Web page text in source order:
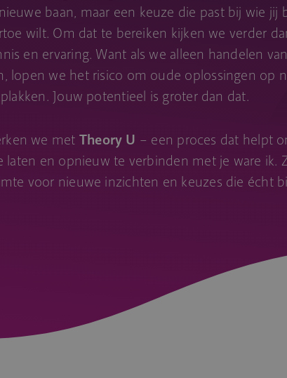
baan, maar een keuze die past bij wie jij
wilt. Om dat te bereiken kijken we verder
en ervaring. Want als we alleen handelen
lopen we het risico om oude oplossingen op
Jouw potentieel is groter dan dat.
we met Theory U – een proces dat helpt
laten en opnieuw te verbinden met je ware ik.
voor nieuwe inzichten en keuzes die écht